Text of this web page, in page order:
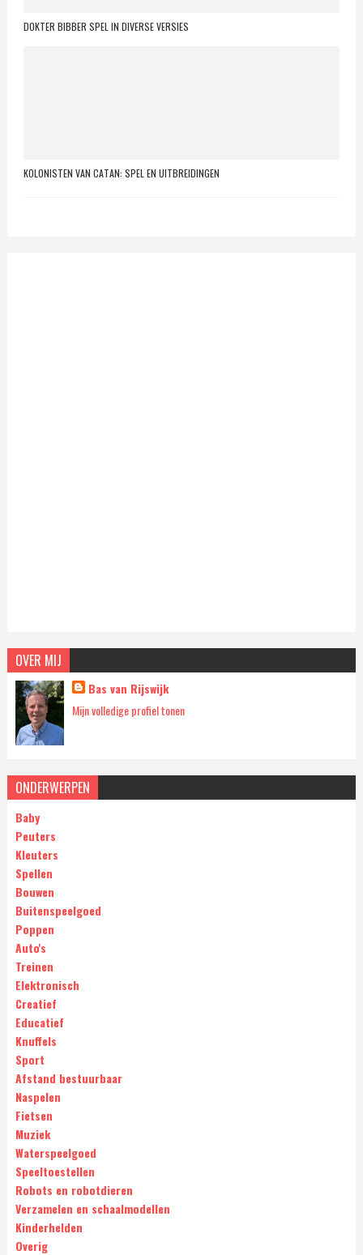
DOKTER BIBBER SPEL IN DIVERSE VERSIES
KOLONISTEN VAN CATAN: SPEL EN UITBREIDINGEN
OVER MIJ
Bas van Rijswijk
Mijn volledige profiel tonen
ONDERWERPEN
Baby
Peuters
Kleuters
Spellen
Bouwen
Buitenspeelgoed
Poppen
Auto's
Treinen
Elektronisch
Creatief
Educatief
Knuffels
Sport
Afstand bestuurbaar
Naspelen
Fietsen
Muziek
Waterspeelgoed
Speeltoestellen
Robots en robotdieren
Verzamelen en schaalmodellen
Kinderhelden
Overig